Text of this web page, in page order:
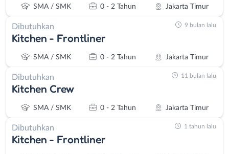
SMA / SMK 0 - 2 Tahun Jakarta Timur
Dibutuhkan
Kitchen - Frontliner
SMA / SMK 0 - 2 Tahun Jakarta Timur
9 bulan lalu
Dibutuhkan
Kitchen Crew
SMA / SMK 0 - 2 Tahun Jakarta Timur
11 bulan lalu
Dibutuhkan
Kitchen - Frontliner
1 tahun lalu